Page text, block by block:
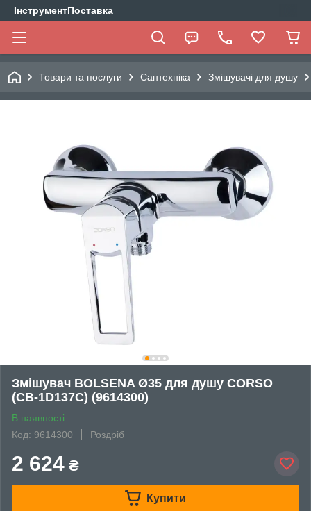
ІнструментПоставка
Товари та послуги Сантехніка Змішувачі для душу
Змішувач BOLSENA Ø35 для душу CORSO
(CB-1D137C) (9614300)
В наявності
Код: 9614300
Роздріб
2 624 ₴
Купити